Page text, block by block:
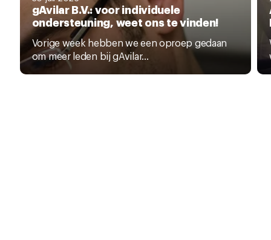
gAvilar B.V.: voor individuele
ondersteuning, weet ons te vinden!
Vorige week hebben we een oproep gedaan
om meer leden bij gAvilar...